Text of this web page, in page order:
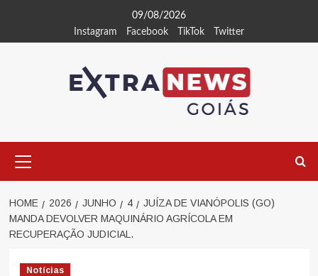
09/08/2026
Instagram
Facebook TikTok Twitter
Menu
HOME 2026 JUNHO 4
JUÍZA DE VIANÓPOLIS (GO)
MANDA DEVOLVER MAQUINÁRIO AGRÍCOLA EM
RECUPERAÇÃO JUDICIAL.
Notícias